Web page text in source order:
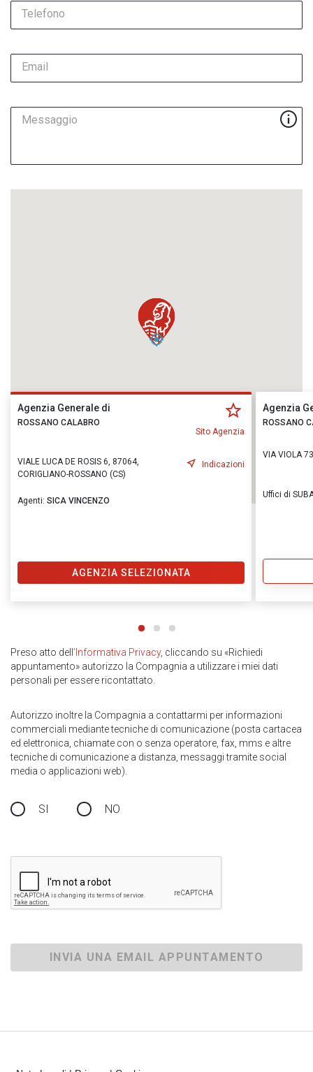
Telefono
Email
Messaggio
Agenzia Generale di
ROSSANO CALABRO
Sito Agenzia
VIALE LUCA DE ROSIS 6, 87064,
CORIGLIANO-ROSSANO (CS)
Indicazioni
Agenti: SICA VINCENZO
AGENZIA SELEZIONATA
Agenzia
ROSSANO
VIA VIOLA
Uffici di
Preso atto dell ’Informativa Privacy, cliccando su «Richiedi
appuntamento» autorizzo la Compagnia a utilizzare i miei dati
personali per essere ricontattato.
Autorizzo inoltre la Compagnia a contattarmi per informazioni
commerciali mediante tecniche di comunicazione (posta cartacea
ed elettronica, chiamate con o senza operatore, fax, mms e altre
tecniche di comunicazione a distanza, messaggi tramite social
media o applicazioni web).
SI NO
INVIA UNA EMAIL APPUNTAMENTO